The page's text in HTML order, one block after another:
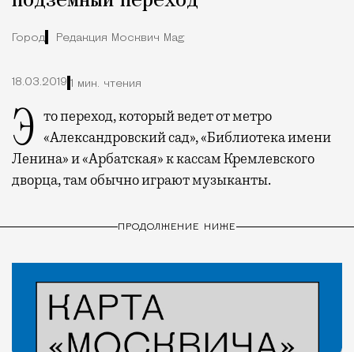
Город Редакция Москвич Mag
18.03.2019 1 мин. чтения
Это переход, который ведет от метро «Александровский сад», «Библиотека имени
Ленина» и «Арбатская» к кассам Кремлевского
дворца, там обычно играют музыканты.
ПРОДОЛЖЕНИЕ НИЖЕ